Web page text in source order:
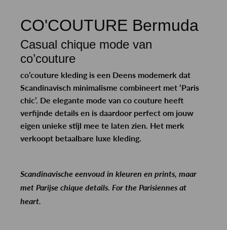
CO'COUTURE Bermuda
Casual chique mode van
co’couture
co’couture kleding is een Deens modemerk dat
Scandinavisch minimalisme combineert met ‘Paris
chic’. De elegante mode van co couture heeft
verfijnde details en is daardoor perfect om jouw
eigen unieke stijl mee te laten zien. Het merk
verkoopt betaalbare luxe kleding.
Scandinavische eenvoud in kleuren en prints, maar
met Parijse chique details. For the Parisiennes at
heart.